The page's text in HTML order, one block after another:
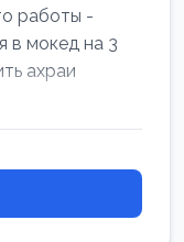
работы -
в мокед на 3
ахраи